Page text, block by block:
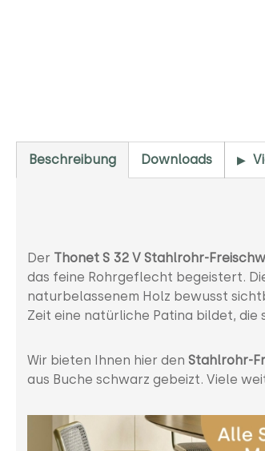
Beschreibung Downloads
Der Thonet S 32 V Stahlrohr-
das feine Rohrgeflecht begeistert.
naturbelassenem Holz bewusst
Zeit eine natürliche Patina bildet,
Wir bieten Ihnen hier den Stahlrohr-
aus Buche schwarz gebeizt. Viele